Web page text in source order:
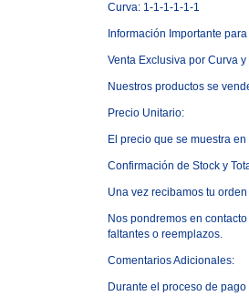
Curva: 1-1-1-1-1-1
Información Importante
Venta Exclusiva por Curva y
Nuestros productos se
Precio Unitario:
El precio que se muestra
Confirmación de Stock y
Una vez recibamos tu
Nos pondremos en
faltantes o reemplazos.
Comentarios Adicionales:
Durante el proceso de pago